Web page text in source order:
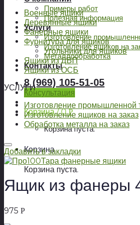
Примеры работ
Полезная информация
Услуги
Изготовление
Изготовление ящиков на
Металлообработка
Контакты
8 (969) 105-51-05
Консультация
Корзина /0Р
Корзина пуста.
Корзина
Корзина пуста.
Военные ящики
Деревянные ящики
Фанерные ящики
Фурнитура для ящиков
Угольники для ящиков
Ящики из ДВП
Ящики из ОСБ
УСЛУГИ
Изготовление промышленной
Изготовление ящиков на заказ
Обработка металла на заказ
Добавить в закладки
Ящик из фанеры
975 Р